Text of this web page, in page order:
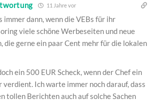
11 Jahre vor
dann, wenn die VEBs für ihr
viele schöne Werbeseiten und neue
die gerne ein paar Cent mehr für die lokalen
ein 500 EUR Scheck, wenn der Chef ein
verdient. Ich warte immer noch darauf, dass
tollen Berichten auch auf solche Sachen